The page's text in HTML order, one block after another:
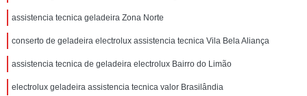
assistencia tecnica geladeira Zona Norte
conserto de geladeira electrolux assistencia tecnica Vila Bela Aliança
assistencia tecnica de geladeira electrolux Bairro do Limão
electrolux geladeira assistencia tecnica valor Brasilândia